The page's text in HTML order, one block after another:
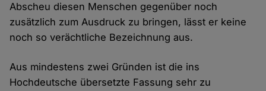
Abscheu diesen Menschen gegenüber noch
zusätzlich zum Ausdruck zu bringen, lässt er keine
noch so verächtliche Bezeichnung aus.
Aus mindestens zwei Gründen ist die ins
Hochdeutsche übersetzte Fassung sehr zu